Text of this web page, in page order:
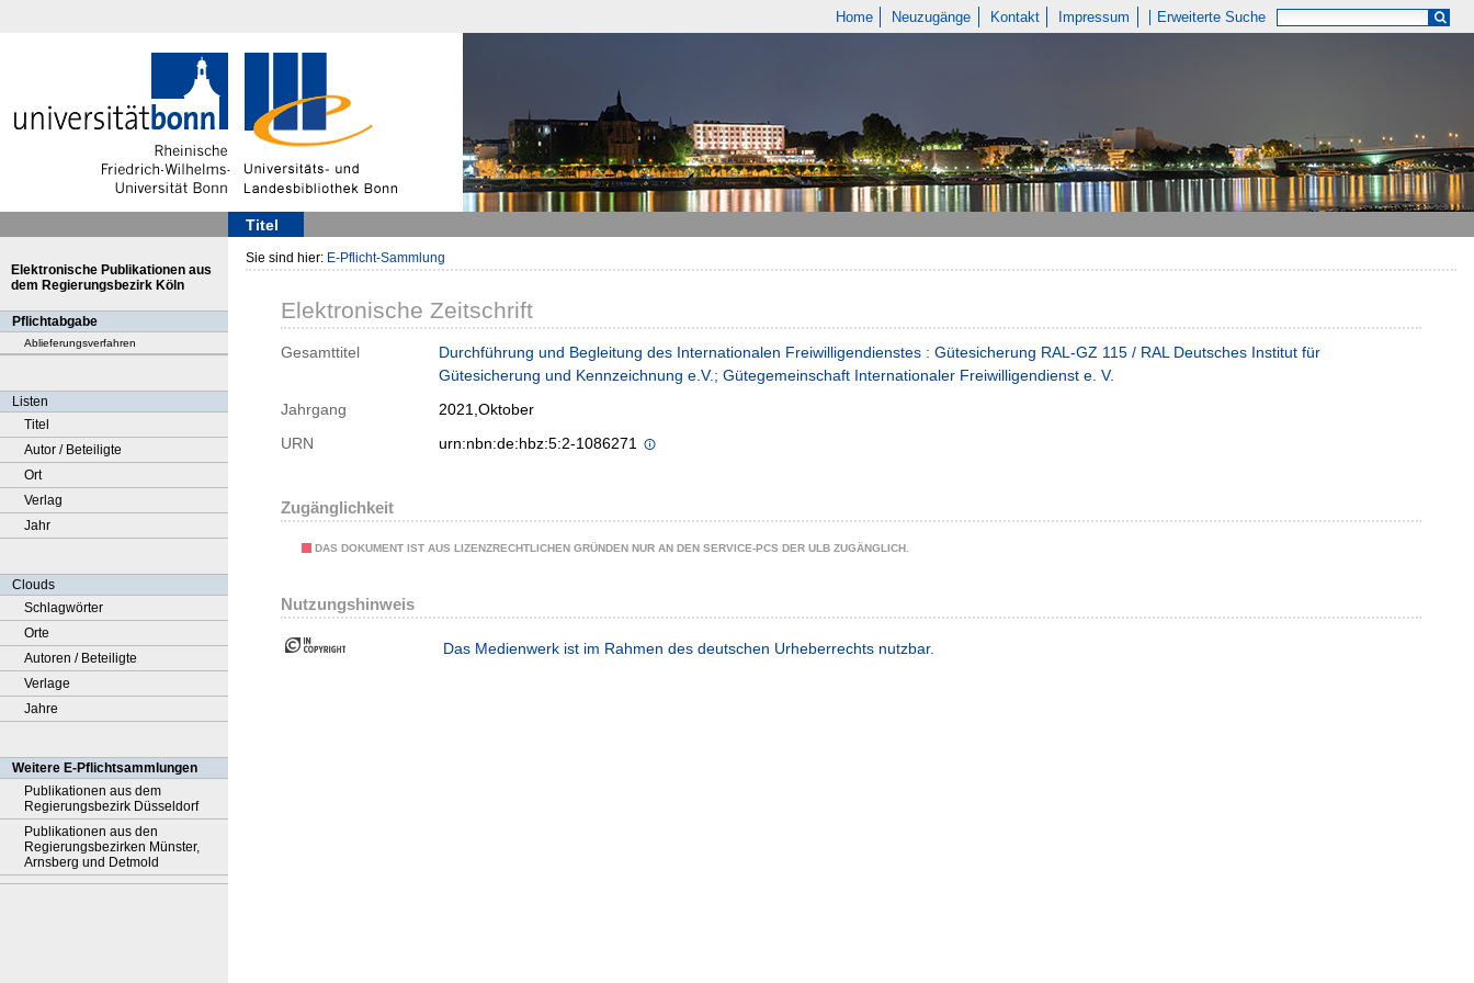
Home Neuzugänge Kontakt Impressum Erweiterte Suche
Titel
Elektronische Publikationen aus
dem Regierungsbezirk Köln
Pflichtabgabe
Ablieferungsverfahren
Listen
Titel
Autor / Beteiligte
Ort
Verlag
Jahr
Clouds
Schlagwörter
Orte
Autoren / Beteiligte
Verlage
Jahre
Weitere E-Pflichtsammlungen
Publikationen aus dem
Regierungsbezirk Düsseldorf
Publikationen aus den
Regierungsbezirken Münster,
Arnsberg und Detmold
Sie sind hier: E-Pflicht-Sammlung
Elektronische Zeitschrift
Gesamttitel
Durchführung und Begleitung des Internationalen Freiwilligendienstes : Gütesicherung RAL-GZ 115 / RAL Deutsches Institut für
Gütesicherung und Kennzeichnung e.V.; Gütegemeinschaft Internationaler Freiwilligendienst e. V.
Jahrgang
2021,Oktober
URN
urn:nbn:de:hbz:5:2-1086271
Zugänglichkeit
DAS DOKUMENT IST AUS LIZENZRECHTLICHEN GRÜNDEN NUR AN DEN SERVICE-PCS DER ULB ZUGÄNGLICH.
Nutzungshinweis
Das Medienwerk ist im Rahmen des deutschen Urheberrechts nutzbar.